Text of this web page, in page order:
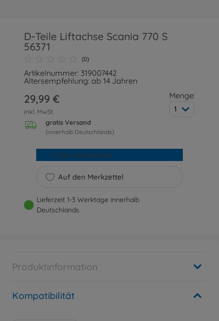
D-Teile Liftachse Scania 770 S
56371
(0)
Artikelnummer: 319007442
Altersempfehlung: ab 14 Jahren
29,99 €
inkl. MwSt.
gratis Versand
(innerhalb Deutschlands)
Menge:
1
Auf den Merkzettel
In den Warenkorb
Lieferzeit 1-3 Werktage innerhalb
Deutschlands.
Produktinformation
Kompatibilität